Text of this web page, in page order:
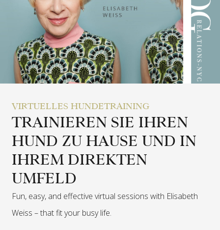
VIRTUELLES HUNDETRAINING
TRAINIEREN SIE IHREN
HUND ZU HAUSE UND IN
IHREM DIREKTEN
UMFELD
Fun, easy, and effective virtual sessions with Elisabeth
Weiss –that fit your busy life.